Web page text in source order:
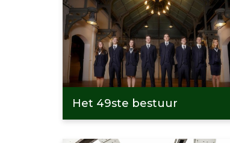
Het 49ste bestuur